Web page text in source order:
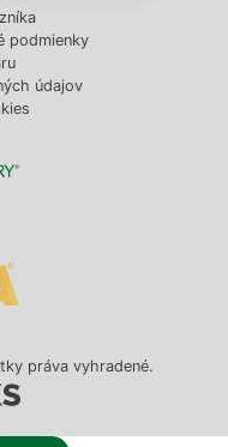
práva vyhradené.
podmienky
údajov